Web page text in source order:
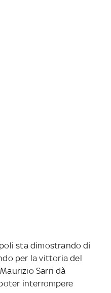
sta dimostrando di
per la vittoria del
Sarri dà
interrompere